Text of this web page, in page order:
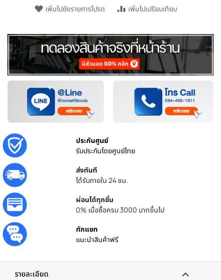
เพิ่มไปยังรายการโปรด เพิ่มไปเปรียบเทียบ
ประกันศูนย์
รับประกันโดยศูนย์ไทย
ส่งทันที
ได้รับภายใน 24 ชม.
ผ่อนได้ทุกชิ้น
0% เมื่อซื้อครบ 3000 บาทขึ้นไป
ทักแชท
แนะนำสินค้าฟรี
รายละเอียด